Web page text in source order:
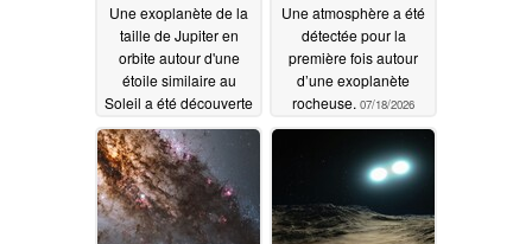
Une exoplanète de la
taille de Jupiter en
orbite autour d'une
étoile similaire au
Soleil a été découverte
07/20/2026
Une atmosphère a été
détectée pour la
première fois autour
d’une exoplanète
rocheuse. 07/18/2026